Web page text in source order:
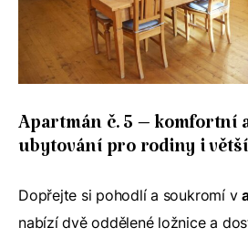
Apartmán č. 5 – komfortní
ubytování pro rodiny i
Dopřejte si pohodlí a soukromí v
nabízí dvě oddělené ložnice a